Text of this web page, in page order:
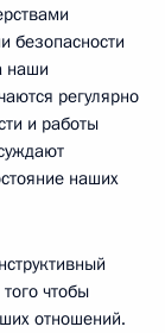
безопасности
наши
регулярно
и работы
наших
чтобы
отношений.